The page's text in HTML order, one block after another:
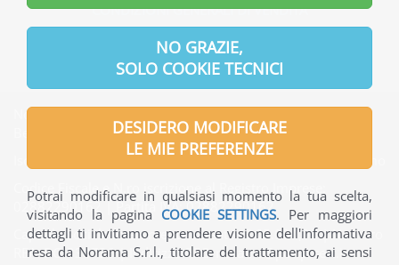
CONDIZIONI GENERALI DI VENDITA
INFORMATIVA PRIVACY
Norama S.r.l. | Indirizzo Sede legale: Via Verdi, 7 - 24121
Iscritta presso l'Ufficio del Registro delle Imprese di Bergamo
Codice Fiscale e N.ro iscrizione al Registro Imprese:
02882290162 | Partita IVA: 02882290162
Capitale Sociale interamente versato: € 65.000,00 | Numero
REA: BG-330736 | Indirizzo PEC: norama@pec.ptcert.it
NO GRAZIE,
SOLO COOKIE TECNICI
DESIDERO MODIFICARE
LE MIE PREFERENZE
Potrai modificare in qualsiasi momento la tua scelta,
visitando la pagina COOKIE SETTINGS. Per maggiori
dettagli ti invitiamo a prendere visione dell'informativa
resa da Norama S.r.l., titolare del trattamento, ai sensi